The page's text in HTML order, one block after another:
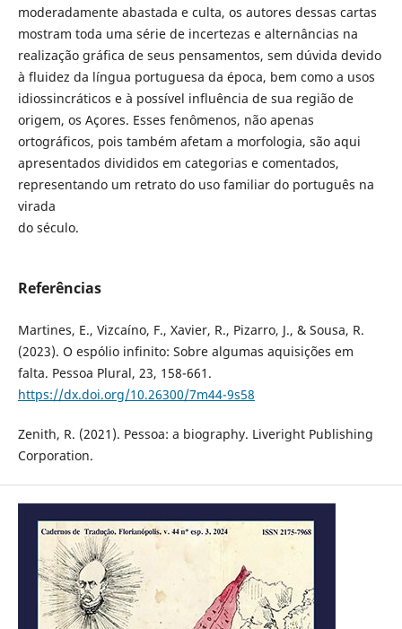
moderadamente abastada e culta, os autores dessas cartas
mostram toda uma série de incertezas e alternâncias na
realização gráfica de seus pensamentos, sem dúvida devido
à fluidez da língua portuguesa da época, bem como a usos
idiossincráticos e à possível influência de sua região de
origem, os Açores. Esses fenômenos, não apenas
ortográficos, pois também afetam a morfologia, são aqui
apresentados divididos em categorias e comentados,
representando um retrato do uso familiar do português na
virada
do século.
Referências
Martines, E., Vizcaíno, F., Xavier, R., Pizarro, J., & Sousa, R.
(2023). O espólio infinito: Sobre algumas aquisições em
falta. Pessoa Plural, 23, 158-661.
https://dx.doi.org/10.26300/7m44-9s58
Zenith, R. (2021). Pessoa: a biography. Liveright Publishing
Corporation.